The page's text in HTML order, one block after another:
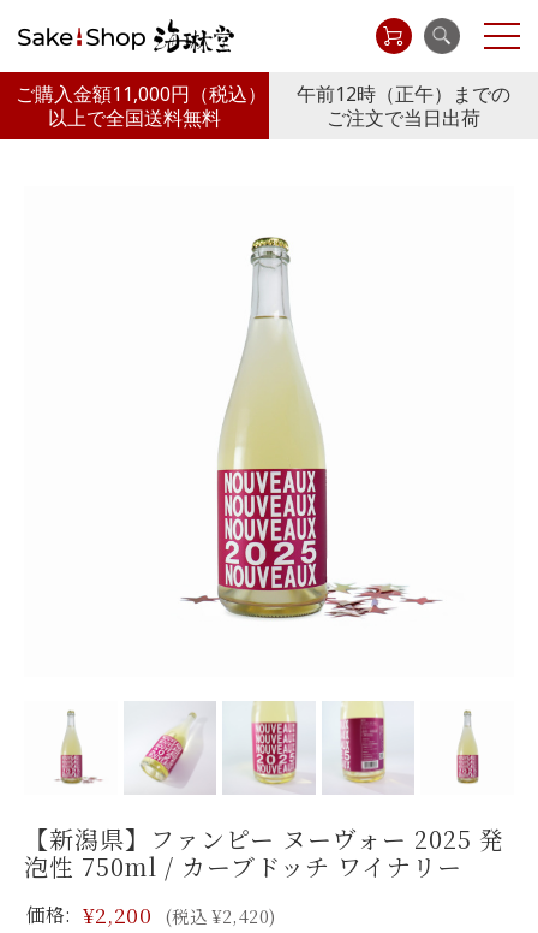
ご購入金額11,000円 （税込）
以上で全国送料無料
午前12時（正午）までの
ご注文で当日出荷
【新潟県】ファンピー ヌーヴォー 2025 発
泡性 750ml / カーブドッチ ワイナリー
価格: ¥2,200 (税込 ¥2,420)